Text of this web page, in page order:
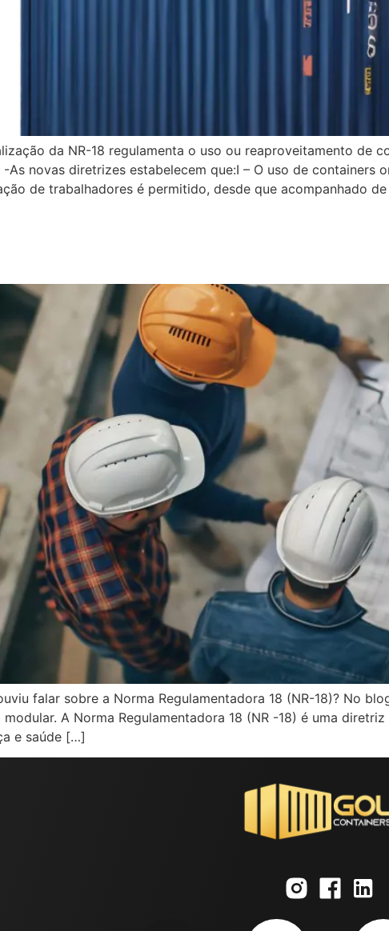
da NR-18 regulamenta o uso ou reaproveitamento de
-As novas diretrizes estabelecem que:I – O uso de
de trabalhadores é permitido, desde que acompanhado
falar sobre a Norma Regulamentadora 18 (NR-18)? No
modular. A Norma Regulamentadora 18 (NR -18) é uma
e saúde […]